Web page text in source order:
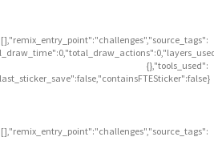
{},"tools_used":